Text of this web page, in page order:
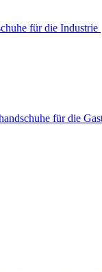
für die Industrie
für die